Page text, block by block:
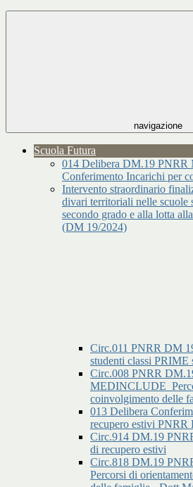
navigazione
Scuola Futura
014 Delibera DM.19
Conferimento Incarichi per
Intervento straordinario
divari territoriali nelle scuole
secondo grado e alla lotta
(DM 19/2024)
Circ.011 PNRR DM
studenti classi PRIME
Circ.008 PNRR
coinvolgimento delle
013 Delibera
recupero estivi
Circ.914 DM.19
di recupero estivi
Circ.818 DM.19
Percorsi di